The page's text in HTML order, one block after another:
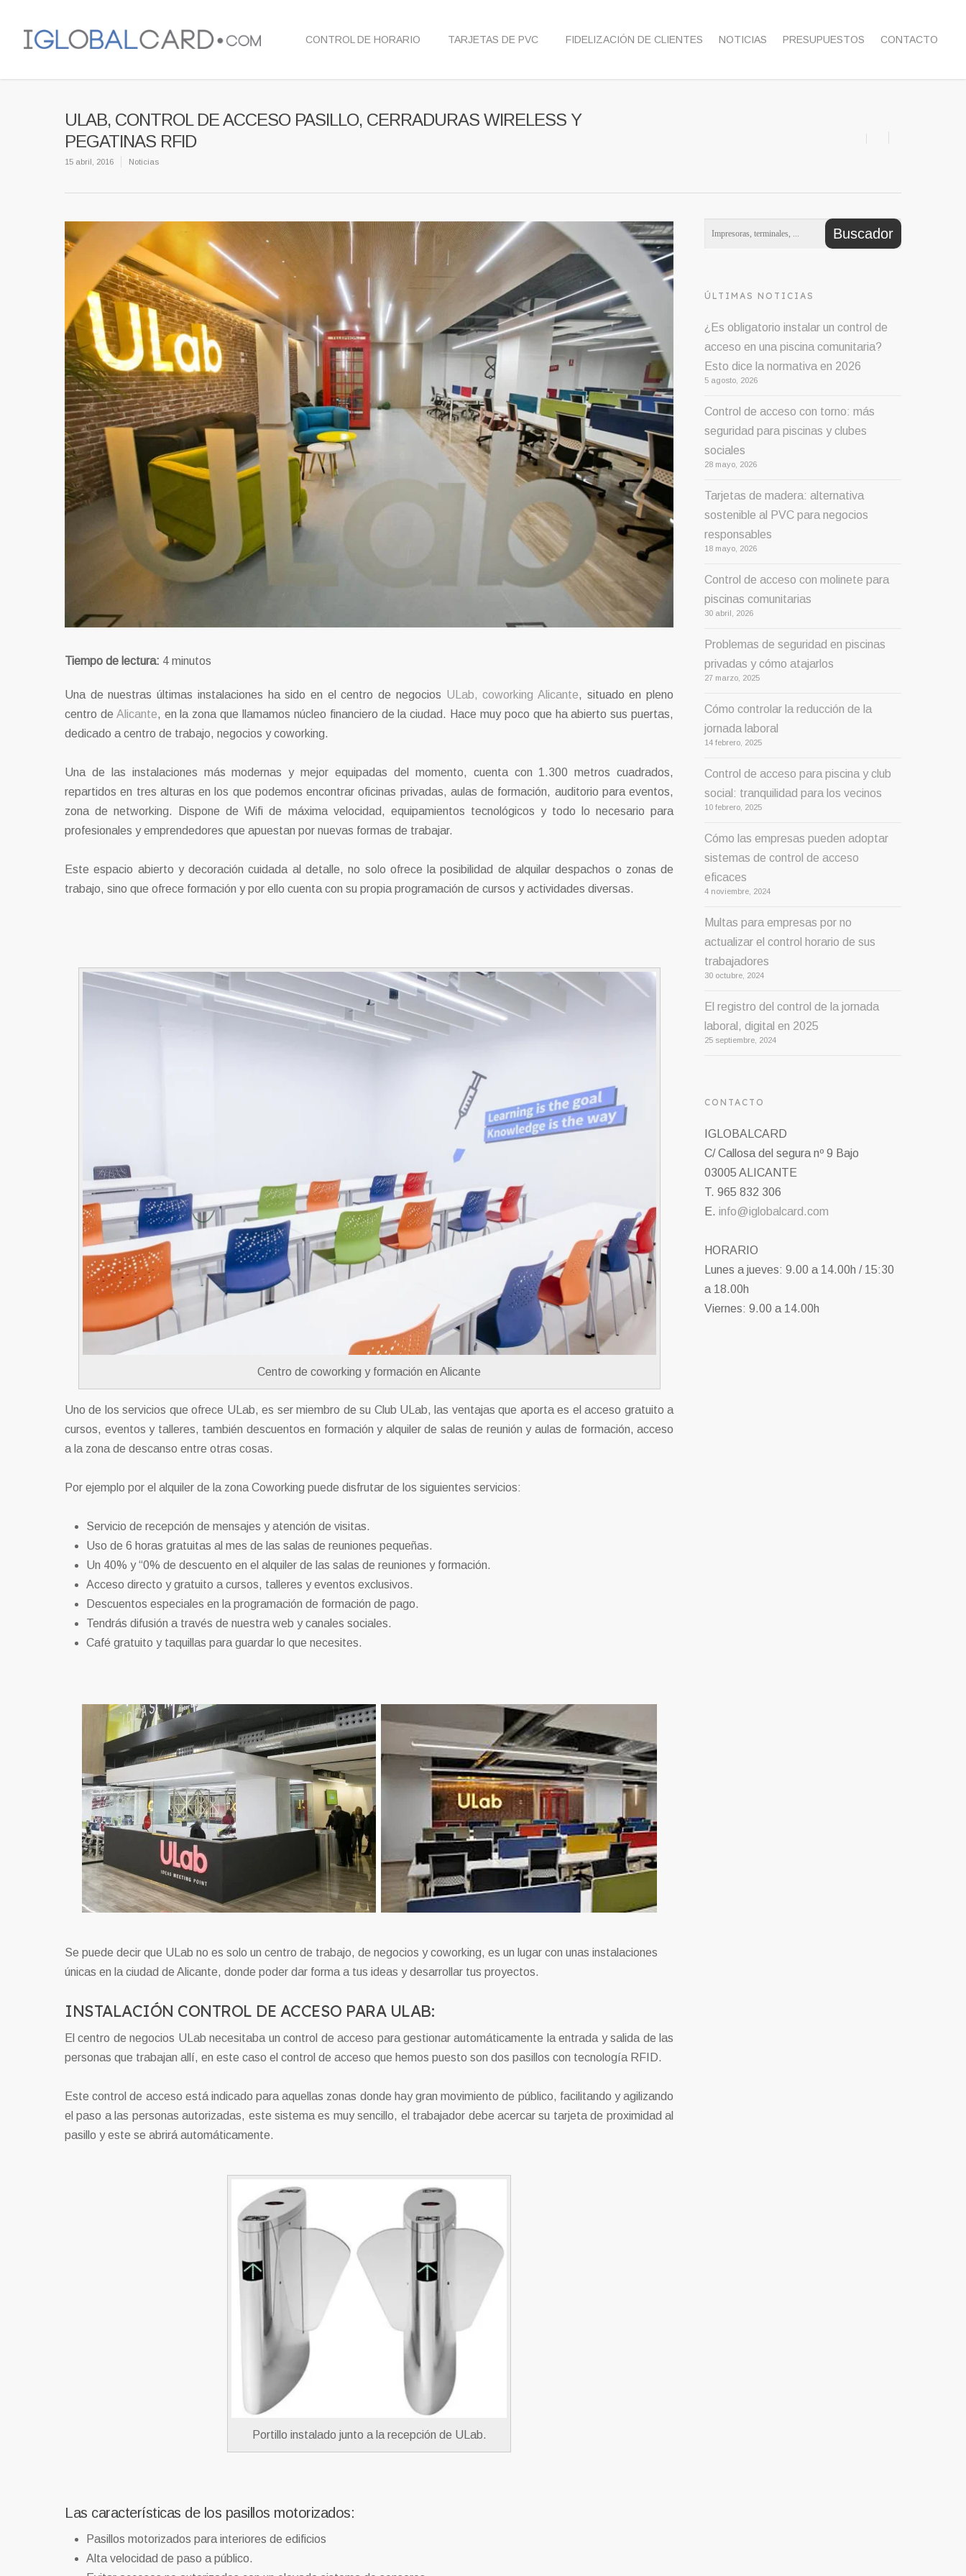
CONTROL DE HORARIO TARJETAS DE PVC FIDELIZACIÓN DE CLIENTES NOTICIAS PRESUPUESTOS CONTACTO
ULAB, CONTROL DE ACCESO PASILLO, CERRADURAS WIRELESS Y
PEGATINAS RFID
15 abril, 2016 Noticias
Tiempo de lectura: 4 minutos
Una de nuestras últimas instalaciones ha sido en el centro de negocios ULab, coworking Alicante, situado en pleno
centro de Alicante, en la zona que llamamos núcleo financiero de la ciudad. Hace muy poco que ha abierto sus puertas,
dedicado a centro de trabajo, negocios y coworking.
Una de las instalaciones más modernas y mejor equipadas del momento, cuenta con 1.300 metros cuadrados,
repartidos en tres alturas en los que podemos encontrar oficinas privadas, aulas de formación, auditorio para eventos,
zona de networking. Dispone de Wifi de máxima velocidad, equipamientos tecnológicos y todo lo necesario para
profesionales y emprendedores que apuestan por nuevas formas de trabajar.
Este espacio abierto y decoración cuidada al detalle, no solo ofrece la posibilidad de alquilar despachos o zonas de
trabajo, sino que ofrece formación y por ello cuenta con su propia programación de cursos y actividades diversas.
Centro de coworking y formación en Alicante
Uno de los servicios que ofrece ULab, es ser miembro de su Club ULab, las ventajas que aporta es el acceso gratuito a
cursos, eventos y talleres, también descuentos en formación y alquiler de salas de reunión y aulas de formación, acceso
a la zona de descanso entre otras cosas.
Por ejemplo por el alquiler de la zona Coworking puede disfrutar de los siguientes servicios:
Servicio de recepción de mensajes y atención de visitas.
Uso de 6 horas gratuitas al mes de las salas de reuniones pequeñas.
Un 40% y “0% de descuento en el alquiler de las salas de reuniones y formación.
Acceso directo y gratuito a cursos, talleres y eventos exclusivos.
Descuentos especiales en la programación de formación de pago.
Tendrás difusión a través de nuestra web y canales sociales.
Café gratuito y taquillas para guardar lo que necesites.
Se puede decir que ULab no es solo un centro de trabajo, de negocios y coworking, es un lugar con unas instalaciones
únicas en la ciudad de Alicante, donde poder dar forma a tus ideas y desarrollar tus proyectos.
INSTALACIÓN CONTROL DE ACCESO PARA ULAB:
El centro de negocios ULab necesitaba un control de acceso para gestionar automáticamente la entrada y salida de las
personas que trabajan allí, en este caso el control de acceso que hemos puesto son dos pasillos con tecnología RFID.
Este control de acceso está indicado para aquellas zonas donde hay gran movimiento de público, facilitando y agilizando
el paso a las personas autorizadas, este sistema es muy sencillo, el trabajador debe acercar su tarjeta de proximidad al
pasillo y este se abrirá automáticamente.
Portillo instalado junto a la recepción de ULab.
Las características de los pasillos motorizados:
Pasillos motorizados para interiores de edificios
Alta velocidad de paso a público.
ÚLTIMAS NOTICIAS
¿Es obligatorio instalar un control de
acceso en una piscina comunitaria?
Esto dice la normativa en 2026
5 agosto, 2026
Control de acceso con torno: más
seguridad para piscinas y clubes
sociales
28 mayo, 2026
Tarjetas de madera: alternativa
sostenible al PVC para negocios
responsables
18 mayo, 2026
Control de acceso con molinete para
piscinas comunitarias
30 abril, 2026
Problemas de seguridad en piscinas
privadas y cómo atajarlos
27 marzo, 2025
Cómo controlar la reducción de la
jornada laboral
14 febrero, 2025
Control de acceso para piscina y club
social: tranquilidad para los vecinos
10 febrero, 2025
Cómo las empresas pueden adoptar
sistemas de control de acceso
eficaces
4 noviembre, 2024
Multas para empresas por no
actualizar el control horario de sus
trabajadores
30 octubre, 2024
El registro del control de la jornada
laboral, digital en 2025
25 septiembre, 2024
CONTACTO
IGLOBALCARD
C/ Callosa del segura nº 9 Bajo
03005 ALICANTE
T. 965 832 306
E.info@iglobalcard.com
HORARIO
Lunes a jueves: 9.00 a 14.00h / 15:30
a 18.00h
Viernes: 9.00 a 14.00h